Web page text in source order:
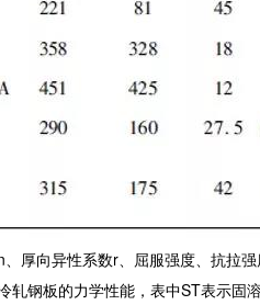
向异性系数r、屈服强度、抗拉
钢板的力学性能，表中ST表示固